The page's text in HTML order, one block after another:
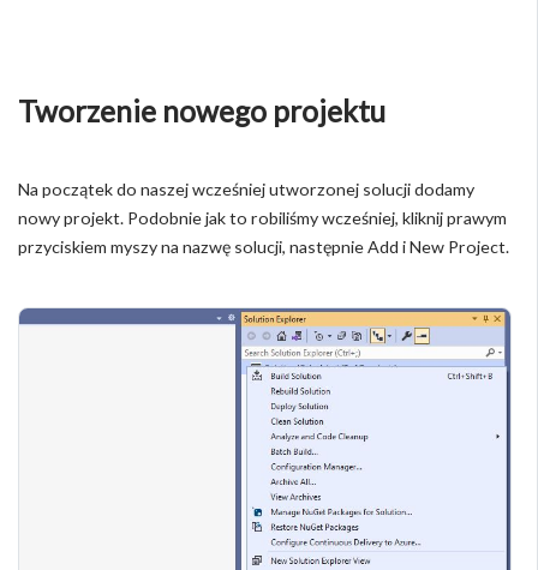
Tworzenie nowego projektu
Na początek do naszej wcześniej utworzonej solucji dodamy
nowy projekt. Podobnie jak to robiliśmy wcześniej, kliknij prawym
przyciskiem myszy na nazwę solucji, następnie Add i New Project.